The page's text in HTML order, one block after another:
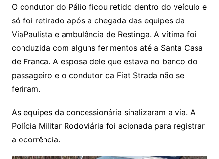
O condutor do Pálio ficou retido dentro do veículo e
só foi retirado após a chegada das equipes da
ViaPaulista e ambulância de Restinga. A vítima foi
conduzida com alguns ferimentos até a Santa Casa
de Franca. A esposa dele que estava no banco do
passageiro e o condutor da Fiat Strada não se
feriram.
As equipes da concessionária sinalizaram a via. A
Polícia Militar Rodoviária foi acionada para registrar
a ocorrência.